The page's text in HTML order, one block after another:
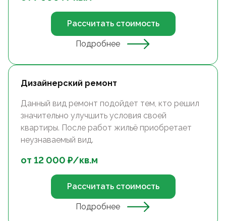
Рассчитать стоимость
Подробнее
Дизайнерский ремонт
Данный вид ремонт подойдет тем, кто решил
значительно улучшить условия своей
квартиры. После работ жильё приобретает
неузнаваемый вид.
от 12 000 ₽/кв.м
Рассчитать стоимость
Подробнее